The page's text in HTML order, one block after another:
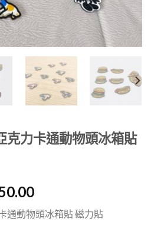
力卡通動物頭冰箱貼
通動物頭冰箱貼 磁力貼